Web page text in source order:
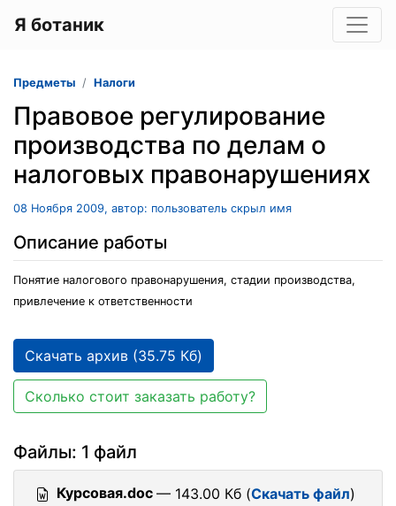
Я ботаник
Предметы Налоги
Правовое регулирование
производства по делам о
налоговых правонарушениях
08 Ноября 2009, автор: пользователь скрыл имя
Описание работы
Понятие налогового правонарушения, стадии производства,
привлечение к ответственности
Скачать архив (35.75 Кб)
Сколько стоит заказать работу?
Файлы: 1 файл
Курсовая.doc — 143.00 Кб (Скачать файл)